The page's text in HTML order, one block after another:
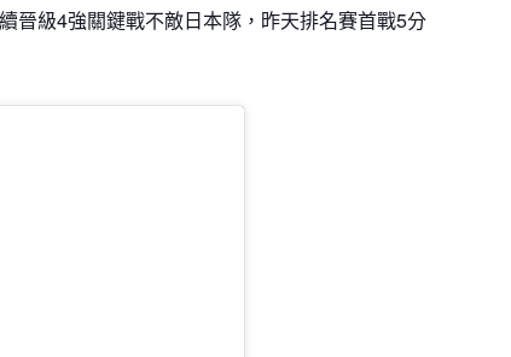
晉級4強關鍵戰不敵日本隊，昨天排名賽首戰5分